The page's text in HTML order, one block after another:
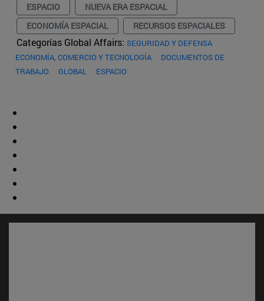
ESPACIO
NUEVA ERA ESPACIAL
ECONOMÍA ESPACIAL
RECURSOS ESPACIALES
Categorías Global Affairs: SEGURIDAD Y DEFENSA
ECONOMÍA, COMERCIO Y TECNOLOGÍA
DOCUMENTOS DE
TRABAJO
GLOBAL ESPACIO